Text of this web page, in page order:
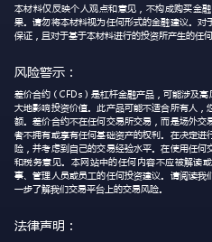
本材料仅反映个人观点和意见，不构成购买金
果。请勿将本材料视为任何形式的金融建议。
保证，且对于基于本材料进行的投资所产生的任
风险警示：
差价合约（CFDs）是杠杆金融产品，可能涉及
大地影响投资价值。此产品可能不适合所有人
额。差价合约不在任何交易所交易，而是场外
者不拥有或享有任何基础资产的权利。在决定
险，并考虑到自己的交易经验水平。在使用任
和税务意见。本网站中的任何内容不应被解读
事、管理人员或员工的任何投资建议。请阅读
一步了解我们交易平台上的交易风险。
法律声明：